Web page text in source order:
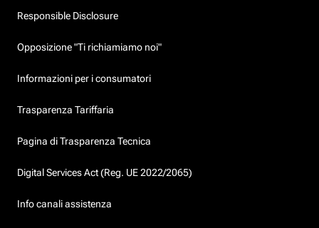
Responsible Disclosure
Opposizione "Ti richiamiamo noi"
Informazioni per i consumatori
Trasparenza Tariffaria
Pagina di Trasparenza Tecnica
Digital Services Act (Reg. UE 2022/2065)
Info canali assistenza